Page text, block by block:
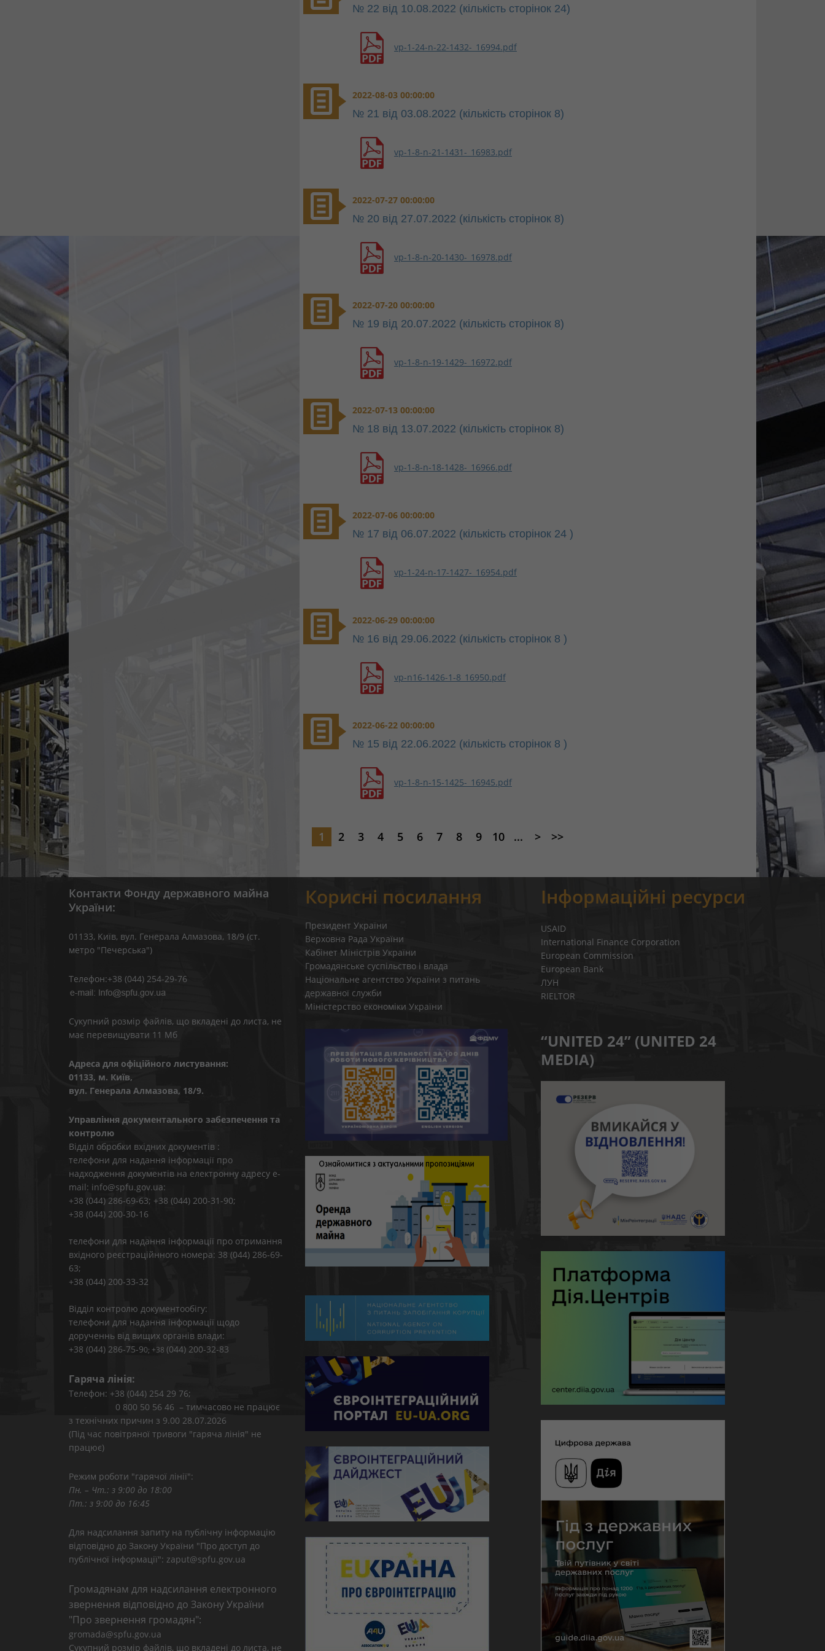
№ 22 від 10.08.2022 (кількість сторінок 24)
vp-1-24-n-22-1432-_16994.pdf
2022-08-03 00:00:00
№ 21 від 03.08.2022 (кількість сторінок 8)
vp-1-8-n-21-1431-_16983.pdf
2022-07-27 00:00:00
№ 20 від 27.07.2022 (кількість сторінок 8)
vp-1-8-n-20-1430-_16978.pdf
2022-07-20 00:00:00
№ 19 від 20.07.2022 (кількість сторінок 8)
vp-1-8-n-19-1429-_16972.pdf
2022-07-13 00:00:00
№ 18 від 13.07.2022 (кількість сторінок 8)
vp-1-8-n-18-1428-_16966.pdf
2022-07-06 00:00:00
№ 17 від 06.07.2022 (кількість сторінок 24 )
vp-1-24-n-17-1427-_16954.pdf
2022-06-29 00:00:00
№ 16 від 29.06.2022 (кількість сторінок 8 )
vp-n16-1426-1-8_16950.pdf
2022-06-22 00:00:00
№ 15 від 22.06.2022 (кількість сторінок 8 )
vp-1-8-n-15-1425-_16945.pdf
1 2 3 4 5 6 7 8 9 10 ... > >>
Контакти Фонду державного майна
України:
01133, Kиїв, вул. Генерала Алмазова, 18/9 (ст.
метро "Печерська")
Телефон:+38 (044) 254-29-76
Сукупний розмір файлів, що вкладені до листа, не
має перевищувати 11 Мб
Адреса для офіційного листування:
01133, м. Київ,
вул. Генерала Алмазова, 18/9.
Управління документального забезпечення та
контролю
Відділ обробки вхідних документів :
телефони для надання інформації про
надходження документів на електронну адресу e-
mail: info@spfu.gov.ua:
+38 (044) 286-69-63; +38 (044) 200-31-90;
+38 (044) 200-30-16
телефони для надання інформації про отримання
вхідного реєстраційнного номера: 38 (044) 286-69-
63;
+38 (044) 200-33-32
Відділ контролю документообігу:
телефони для надання інформації щодо
дорученнь від вищих органів влади:
+38 (044) 286-75-90; +38 (044) 200-32-83
Гаряча лінія:
Телефон: +38 (044) 254 29 76;
0 800 50 56 46 – тимчасово не працює
з технічних причин з 9.00 28.07.2026
(Під час повітряної тривоги "гаряча лінія" не
працює)
Режим роботи "гарячої лінії":
Пн. – Чт.: з 9:00 до 18:00
Пт.: з 9:00 до 16:45
Для надсилання запиту на публічну інформацію
відповідно до Закону України "Про доступ до
публічної інформації": zaput@spfu.gov.ua
Громадянам для надсилання електронного
звернення відповідно до Закону України
"Про звернення громадян":
gromada@spfu.gov.ua
Сукупний розмір файлів, що вкладені до листа, не
Корисні посилання
Президент України
Верховна Рада України
Кабінет Міністрів України
Громадянське суспільство і влада
Національне агентство України з питань
державної служби
Міністерство економіки України
Інформаційні ресурси
USAID
International Finance Corporation
European Commission
European Bank
ЛУН
RIELTOR
“UNITED 24” (UNITED 24
MEDIA)